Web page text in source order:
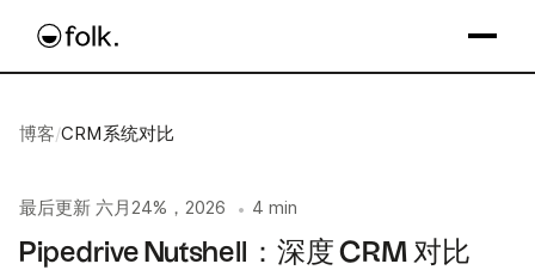
博客/CRM系统对比
最后更新 六月24%，2026 • 4 min
Pipedrive Nutshell：深度 CRM 对比